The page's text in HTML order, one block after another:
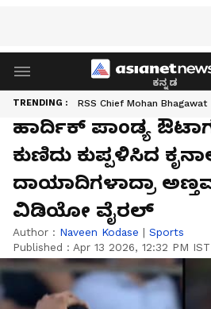
ಕನ್ನಡ
TRENDING : RSS Chief Mohan Bhagawat
ಹಾರ್ದಿಕ್ ಪಾಂಡ್ಯ
ಕುಣಿದು ಕುಪ್ಪಳಿಸಿದ
ದಾಯಾದಿಗಳಾದ್ರಾ
ವಿಡಿಯೋ ವೈರಲ್
Author : Naveen Kodase | Sports
Published : Apr 13 2026, 12:32 PM IST